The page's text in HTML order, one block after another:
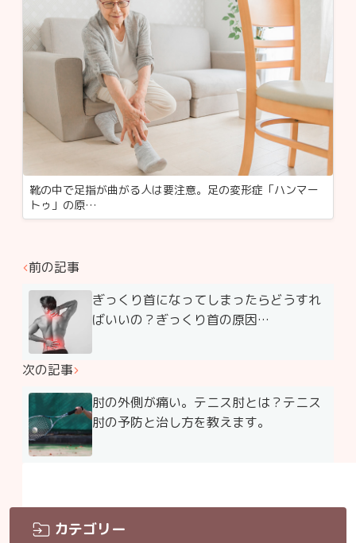
靴の中で足指が曲がる人は要注意。足の変形症「ハンマー
トゥ」の原…
前の記事
ぎっくり首になってしまったらどうすれ
ばいいの？ぎっくり首の原因…
次の記事
肘の外側が痛い。テニス肘とは？テニス
肘の予防と治し方を教えます。
カテゴリー